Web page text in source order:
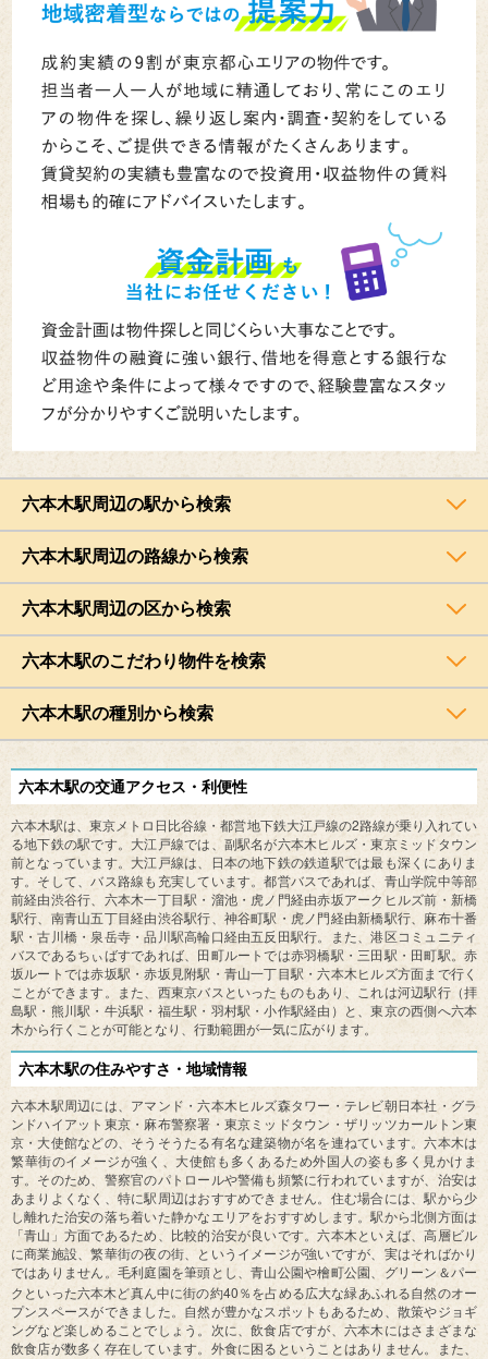
六本木駅周辺の駅から検索
六本木駅周辺の路線から検索
六本木駅周辺の区から検索
六本木駅のこだわり物件を検索
六本木駅の種別から検索
六本木駅の交通アクセス・利便性
六本木駅は、東京メトロ日比谷線・都営地下鉄大江戸線の2路線が乗り入れてい
る地下鉄の駅です。大江戸線では、副駅名が六本木ヒルズ・東京ミッドタウン
前となっています。大江戸線は、日本の地下鉄の鉄道駅では最も深くにありま
す。そして、バス路線も充実しています。都営バスであれば、青山学院中等部
前経由渋谷行、六本木一丁目駅・溜池・虎ノ門経由赤坂アークヒルズ前・新橋
駅行、南青山五丁目経由渋谷駅行、神谷町駅・虎ノ門経由新橋駅行、麻布十番
駅・古川橋・泉岳寺・品川駅高輪口経由五反田駅行。また、港区コミュニティ
バスであるちぃばすであれば、田町ルートでは赤羽橋駅・三田駅・田町駅。赤
坂ルートでは赤坂駅・赤坂見附駅・青山一丁目駅・六本木ヒルズ方面まで行く
ことができます。また、西東京バスといったものもあり、これは河辺駅行（拝
島駅・熊川駅・牛浜駅・福生駅・羽村駅・小作駅経由）と、東京の西側へ六本
木から行くことが可能となり、行動範囲が一気に広がります。
六本木駅の住みやすさ・地域情報
六本木駅周辺には、アマンド・六本木ヒルズ森タワー・テレビ朝日本社・グラ
ンドハイアット東京・麻布警察署・東京ミッドタウン・ザリッツカールトン東
京・大使館などの、そうそうたる有名な建築物が名を連ねています。六本木は
繁華街のイメージが強く、大使館も多くあるため外国人の姿も多く見かけま
す。そのため、警察官のパトロールや警備も頻繁に行われていますが、治安は
あまりよくなく、特に駅周辺はおすすめできません。住む場合には、駅から少
し離れた治安の落ち着いた静かなエリアをおすすめします。駅から北側方面は
「青山」方面であるため、比較的治安が良いです。六本木といえば、高層ビル
に商業施設、繁華街の夜の街、というイメージが強いですが、実はそればかり
ではありません。毛利庭園を筆頭とし、青山公園や檜町公園、グリーン＆パー
クといった六本木ど真ん中に街の約40 ％を占める広大な緑あふれる自然のオー
プンスペースができました。自然が豊かなスポットもあるため、散策やジョギ
ングなど楽しめることでしょう。次に、飲食店ですが、六本木にはさまざまな
飲食店が数多く存在しています。外食に困るということはありません。また、